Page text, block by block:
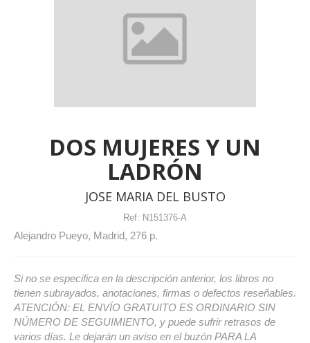
DOS MUJERES Y UN
LADRÓN
JOSE MARIA DEL BUSTO
Ref: N151376-A
Alejandro Pueyo, Madrid, 276 p.
Si no se especifica en la descripción anterior, los libros no
tienen subrayados, anotaciones, firmas o defectos reseñables.
ATENCIÓN: EL ENVÍO GRATUITO ES ORDINARIO SIN
NÚMERO DE SEGUIMIENTO, y puede sufrir retrasos de
varios días. Le dejarán un aviso en el buzón PARA LA